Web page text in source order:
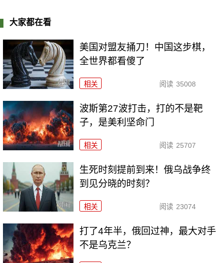
大家都在看
美国对盟友捅刀！中国这步棋，
全世界都看傻了
相关 阅读 35008
波斯第27波打击，打的不是靶
子，是美利坚命门
相关 阅读 25707
生死时刻提前到来！俄乌战争终
到见分晓的时刻？
相关 阅读 23074
打了4年半，俄回过神，最大对手
不是乌克兰？